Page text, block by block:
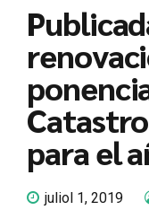
para el
juliol 1, 2019